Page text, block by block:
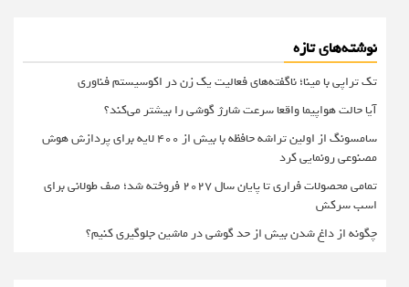
نوشته‌های تازه
تک تراپی با مینا؛ ناگفته‌های فعالیت یک زن در اکوسیستم فناوری
آیا حالت هواپیما واقعا سرعت شارژ گوشی را بیشتر می‌کند؟
سامسونگ از اولین تراشه حافظه با بیش از ۴۰۰ لایه برای پردازش هوش
مصنوعی رونمایی کرد
تمامی محصولات فراری تا پایان سال ۲۰۲۷ فروخته شد؛ صف طولانی برای
اسب سرکش
چگونه از داغ شدن بیش از حد گوشی در ماشین جلوگیری کنیم؟